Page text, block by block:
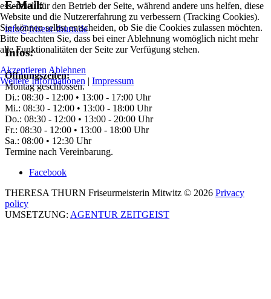
E-Mail:
info@friseur-thurn.de
Infos:
Öffnungszeiten:
Montag geschlossen.
Di.: 08:30 - 12:00 • 13:00 - 17:00 Uhr
Mi.: 08:30 - 12:00 • 13:00 - 18:00 Uhr
Do.: 08:30 - 12:00 • 13:00 - 20:00 Uhr
Fr.: 08:30 - 12:00 • 13:00 - 18:00 Uhr
Sa.: 08:00 • 12:30 Uhr
Termine nach Vereinbarung.
Facebook
THERESA THURN Friseurmeisterin Mitwitz © 2026 Privacy
policy
UMSETZUNG: AGENTUR ZEITGEIST
essenziell für den Betrieb der Seite, während andere uns helfen, diese
Website und die Nutzererfahrung zu verbessern (Tracking Cookies).
Sie können selbst entscheiden, ob Sie die Cookies zulassen möchten.
Bitte beachten Sie, dass bei einer Ablehnung womöglich nicht mehr
alle Funktionalitäten der Seite zur Verfügung stehen.
Akzeptieren Ablehnen
Weitere Informationen | Impressum